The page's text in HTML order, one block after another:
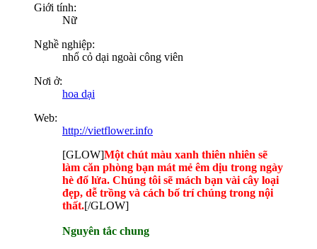
Giới tính:
Nữ
Nghề nghiệp:
nhổ cỏ dại ngoài công viên
Nơi ở:
hoa dại
Web:
http://vietflower.info
[GLOW]Một chút màu xanh thiên nhiên sẽ
làm căn phòng bạn mát mẻ êm dịu trong ngày
hè đổ lửa. Chúng tôi sẽ mách bạn vài cây loại
đẹp, dễ trồng và cách bố trí chúng trong nội
thất.[/GLOW]
Nguyên tắc chung